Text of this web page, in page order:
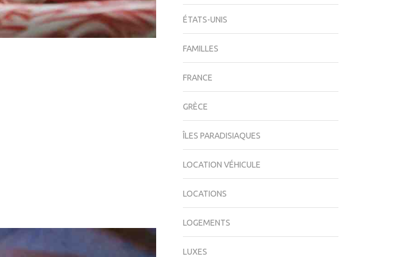
ÉTATS-UNIS
FAMILLES
FRANCE
GRÈCE
ÎLES PARADISIAQUES
LOCATION VÉHICULE
LOCATIONS
LOGEMENTS
LUXES